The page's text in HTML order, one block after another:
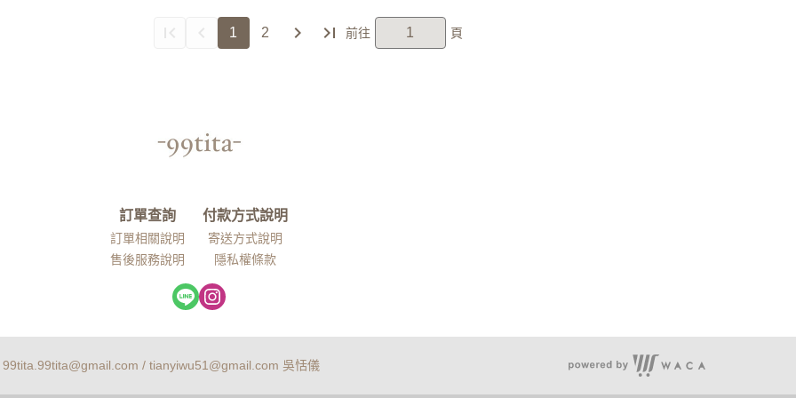
1 2
訂單查詢
訂單相關說明
售後服務說明
付款方式說明
寄送方式說明
隱私權條款
99tita.99tita@gmail.com / tianyiwu51@gmail.com 吳恬儀